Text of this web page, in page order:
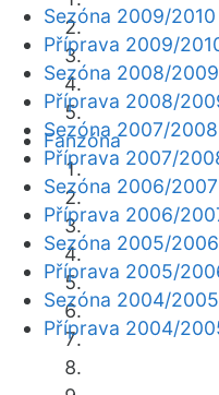
Fanzóna
Sezóna 2009/2010
Příprava 2009/
Sezóna 2008/2009
Příprava 2008/
Sezóna 2007/2008
Příprava 2007/
Sezóna 2006/2007
Příprava 2006/
Sezóna 2005/2006
Příprava 2005/
Sezóna 2004/2005
Příprava 2004/